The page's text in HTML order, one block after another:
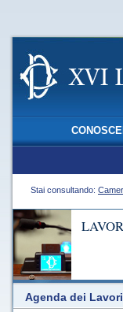
Stai consultando:
Agenda dei Lavori